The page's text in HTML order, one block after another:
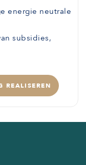
energie neutrale
subsidies,
REALISEREN